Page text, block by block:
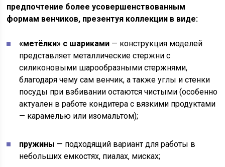
предпочтение более усовершенствованным
формам венчиков, презентуя коллекции в виде:
«метёлки» с шариками — конструкция моделей
представляет металлические стержни с
силиконовыми шарообразными стержнями,
благодаря чему сам венчик, а также углы и стенки
посуды при взбивании остаются чистыми (особенно
актуален в работе кондитера с вязкими продуктами
— карамелью или изомальтом);
пружины — подходящий вариант для работы в
небольших емкостях, пиалах, мисках;